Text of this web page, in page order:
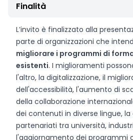
Finalità
L’invito è finalizzato alla
parte di organizzazioni che
migliorare i programmi di
esistenti. I miglioramenti
l'altro, la digitalizzazione, il
dell'accessibilità, l'aumento di
della collaborazione
dei contenuti in diverse lingue,
partenariati tra università,
l'aggiornamento dei programmi